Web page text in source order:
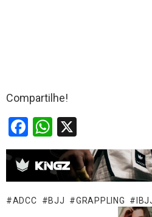
Compartilhe!
F
a
ce
b
o
W
h
at
s
A
ADCC BJJ GRAPPLING